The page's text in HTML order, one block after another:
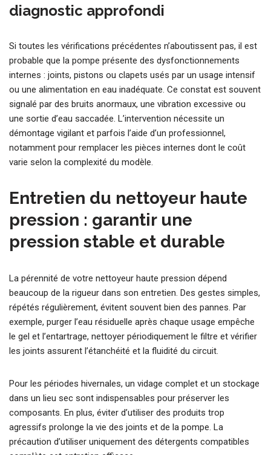
diagnostic approfondi
Si toutes les vérifications précédentes n’aboutissent pas, il est
probable que la pompe présente des dysfonctionnements
internes : joints, pistons ou clapets usés par un usage intensif
ou une alimentation en eau inadéquate. Ce constat est souvent
signalé par des bruits anormaux, une vibration excessive ou
une sortie d’eau saccadée. L’intervention nécessite un
démontage vigilant et parfois l’aide d’un professionnel,
notamment pour remplacer les pièces internes dont le coût
varie selon la complexité du modèle.
Entretien du nettoyeur haute
pression : garantir une
pression stable et durable
La pérennité de votre nettoyeur haute pression dépend
beaucoup de la rigueur dans son entretien. Des gestes simples,
répétés régulièrement, évitent souvent bien des pannes. Par
exemple, purger l’eau résiduelle après chaque usage empêche
le gel et l’entartrage, nettoyer périodiquement le filtre et vérifier
les joints assurent l’étanchéité et la fluidité du circuit.
Pour les périodes hivernales, un vidage complet et un stockage
dans un lieu sec sont indispensables pour préserver les
composants. En plus, éviter d’utiliser des produits trop
agressifs prolonge la vie des joints et de la pompe. La
précaution d’utiliser uniquement des détergents compatibles